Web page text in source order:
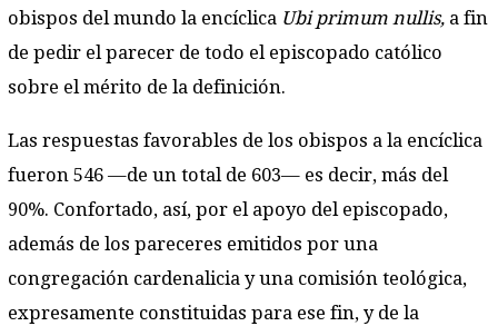
obispos del mundo la encíclica Ubi primum nullis, a fin
de pedir el parecer de todo el episcopado católico
sobre el mérito de la definición.
Las respuestas favorables de los obispos a la encíclica
fueron 546 —de un total de 603— es decir, más del
90%. Confortado, así, por el apoyo del episcopado,
además de los pareceres emitidos por una
congregación cardenalicia y una comisión teológica,
expresamente constituidas para ese fin, y de la